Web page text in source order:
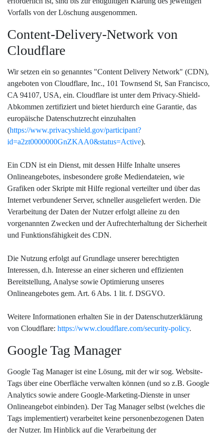
Vorfalls von der Löschung ausgenommen.
Content-Delivery-Network von
Cloudflare
Wir setzen ein so genanntes "Content Delivery Network" (CDN),
angeboten von Cloudflare, Inc., 101 Townsend St, San Francisco,
CA 94107, USA, ein. Cloudflare ist unter dem Privacy-Shield-
Abkommen zertifiziert und bietet hierdurch eine Garantie, das
europäische Datenschutzrecht einzuhalten
(https://www.privacyshield.gov/participant?
id=a2zt0000000GnZKAA0&status=Active).
Ein CDN ist ein Dienst, mit dessen Hilfe Inhalte unseres
Onlineangebotes, insbesondere große Mediendateien, wie
Grafiken oder Skripte mit Hilfe regional verteilter und über das
Internet verbundener Server, schneller ausgeliefert werden. Die
Verarbeitung der Daten der Nutzer erfolgt alleine zu den
vorgenannten Zwecken und der Aufrechterhaltung der Sicherheit
und Funktionsfähigkeit des CDN.
Die Nutzung erfolgt auf Grundlage unserer berechtigten
Interessen, d.h. Interesse an einer sicheren und effizienten
Bereitstellung, Analyse sowie Optimierung unseres
Onlineangebotes gem. Art. 6 Abs. 1 lit. f. DSGVO.
Weitere Informationen erhalten Sie in der Datenschutzerklärung
von Cloudflare: https://www.cloudflare.com/security-policy.
Google Tag Manager
Google Tag Manager ist eine Lösung, mit der wir sog. Website-
Tags über eine Oberfläche verwalten können (und so z.B. Google
Analytics sowie andere Google-Marketing-Dienste in unser
Onlineangebot einbinden). Der Tag Manager selbst (welches die
Tags implementiert) verarbeitet keine personenbezogenen Daten
der Nutzer. Im Hinblick auf die Verarbeitung der